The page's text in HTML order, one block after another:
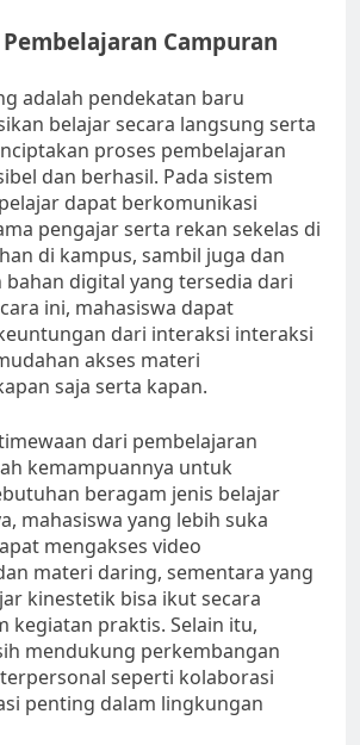
Campuran
adalah pendekatan baru
belajar secara langsung serta
proses pembelajaran
dan berhasil. Pada sistem
dapat berkomunikasi
pengajar serta rekan sekelas di
di kampus, sambil juga dan
digital yang tersedia dari
ini, mahasiswa dapat
dari interaksi interaksi
akses materi
saja serta kapan.
dari pembelajaran
kemampuannya untuk
beragam jenis belajar
mahasiswa yang lebih suka
mengakses video
materi daring, sementara yang
kinestetik bisa ikut secara
kegiatan praktis. Selain itu,
mendukung perkembangan
seperti kolaborasi
penting dalam lingkungan